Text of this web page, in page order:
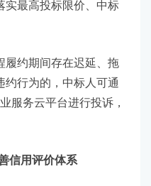
实最高投标限价、中标
履约期间存在迟延、拖
约行为的，中标人可通
服务云平台进行投诉，
信用评价体系